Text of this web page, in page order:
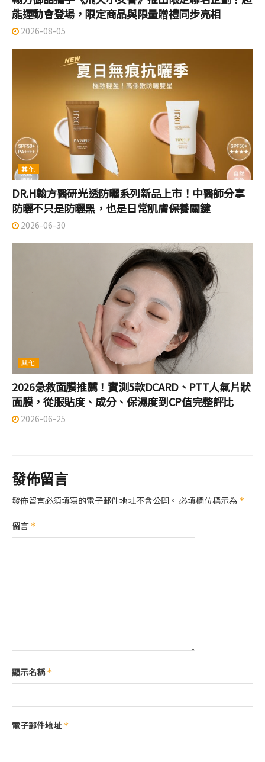
能運動會登場，限定商品與限量贈禮同步亮相
2026-08-05
其他
DR.H翰方醫研光透防曬系列新品上市！中醫師分享
防曬不只是防曬黑，也是日常肌膚保養關鍵
2026-06-30
其他
2026急救面膜推薦！實測5款DCARD、PTT人氣片狀
面膜，從服貼度、成分、保濕度到CP值完整評比
2026-06-25
發佈留言
發佈留言必須填寫的電子郵件地址不會公開。 必填欄位標示為 *
留言*
顯示名稱*
電子郵件地址*